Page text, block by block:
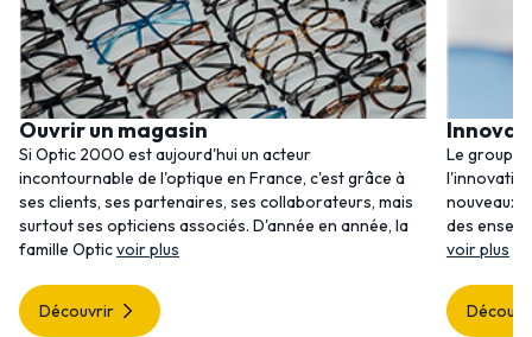
Ouvrir un magasin
Si Optic 2000 est aujourd'hui un acteur
incontournable de l'optique en France, c'est grâce à
ses clients, ses partenaires, ses collaborateurs, mais
surtout ses opticiens associés. D'année en année, la
famille Opticvoir plus
Découvrir
Le
nouveaux
des
voir plus